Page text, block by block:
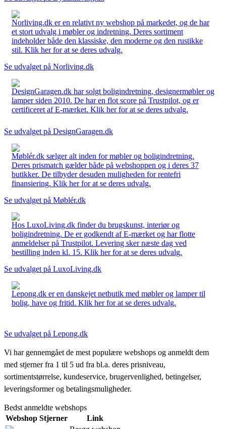
Norliving.dk er en relativt ny webshop på markedet, og de har
et stort udvalg i møbler og indretning. Deres sortiment
indeholder både den klassiske, den moderne og den rustikke
stil. Klik her for at se deres udvalg.
Se udvalget på Norliving.dk
DesignGaragen.dk har solgt boligindretning, designermøbler og
lamper siden 2010. De har en flot score på Trustpilot, og er
certificeret af E-mærket. Klik her for at se deres udvalg.
Se udvalget på DesignGaragen.dk
Møblér.dk sælger alt inden for møbler og boligindretning.
Deres prismatch gælder både på webshoppen og i deres 37
butikker. De tilbyder desuden muligheden for rentefri
finansiering. Klik her for at se deres udvalg.
Se udvalget på Møblér.dk
Hos LuxoLiving.dk finder du brugskunst, interiør og
boligindretning. De er godkendt af E-mærket og har flotte
anmeldelser på Trustpilot. Levering sker næste dag ved
bestilling inden kl. 15. Klik her for at se deres udvalg.
Se udvalget på LuxoLiving.dk
Lepong.dk er en danskejet netbutik med møbler og lamper til
bolig, have og fritid. Klik her for at se deres udvalg.
Se udvalget på Lepong.dk
Vi har gennemgået de mest populære webshops og anmeldt dem
med stjerner fra 1 til 5 ud fra bl.a. deres prisniveau,
sortimentstørrelse, kundeservice, brugervenlighed, betingelser,
leveringsformer og betalingsmuligheder.
Bedst anmeldte webshops
Webshop Stjerner
Link